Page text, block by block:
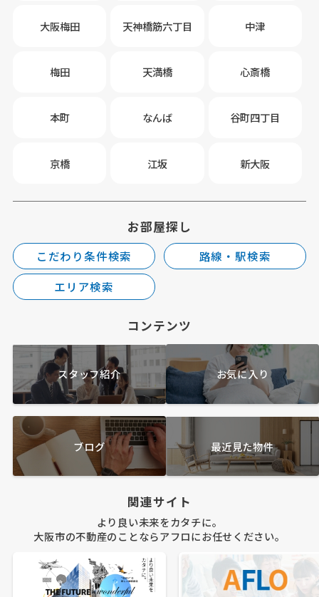
大阪梅田 天神橋筋六丁目 中津
梅田 天満橋 心斎橋
本町 なんば 谷町四丁目
京橋 江坂 新大阪
お部屋探し
こだわり条件検索
路線・駅検索
エリア検索
コンテンツ
スタッフ紹介 お気に入り
ブログ 最近見た物件
関連サイト
より良い未来をカタチに。
大阪市の不動産のことならアフロにお任せください。